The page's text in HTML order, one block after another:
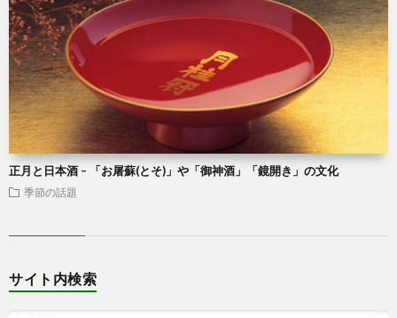
正月と日本酒 – 「お屠蘇(とそ)」や「御神酒」「鏡開き」の文化
季節の話題
サイト内検索